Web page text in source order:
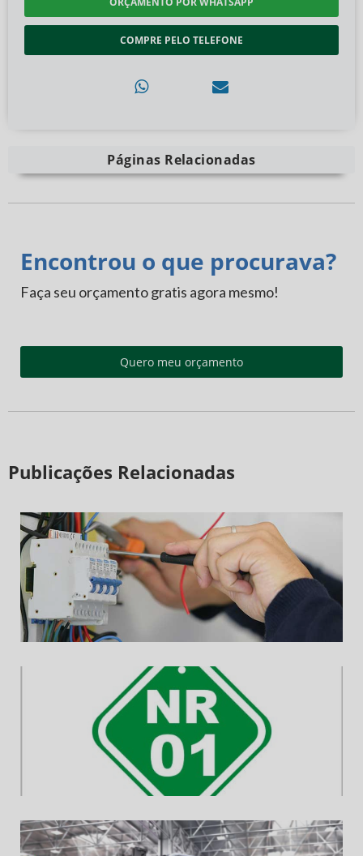
COMPRE PELO TELEFONE
Páginas Relacionadas
Encontrou o que procurava?
Faça seu orçamento gratis agora mesmo!
Quero meu orçamento
Publicações Relacionadas